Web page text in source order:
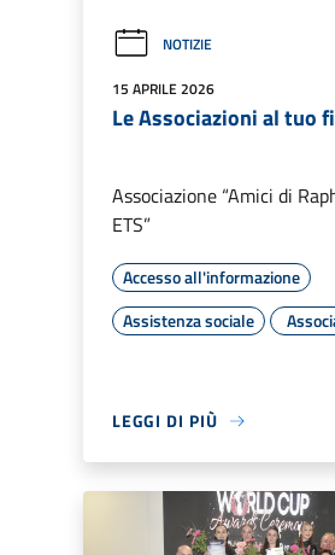
NOTIZIE
15 APRILE 2026
Le Associazioni al tuo
Associazione “Amici di
ETS”
Accesso all'informazione
Assistenza sociale
LEGGI DI PIÙ